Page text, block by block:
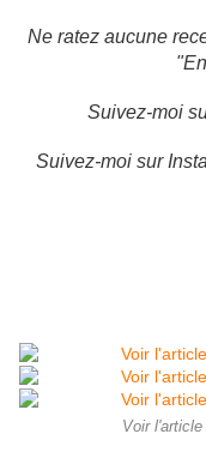
Ne ratez aucune
Suivez-moi
Suivez-moi sur
Voir